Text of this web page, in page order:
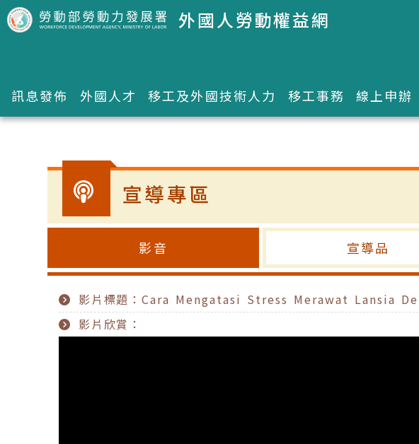
跳到主要內容區塊 外國人勞動權益網
訊息發佈 外國人才 移工及外國技術人力 移工事務 線上申辦
宣導專區
影音 宣導品
影片標題：Cara Mengatasi Stress Merawat Lansia
影片欣賞：